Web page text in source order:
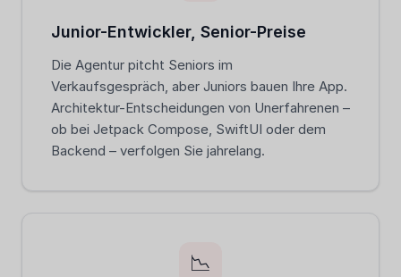
Junior-Entwickler, Senior-Preise
Die Agentur pitcht Seniors im
Verkaufsgespräch, aber Juniors bauen Ihre App.
Architektur-Entscheidungen von Unerfahrenen –
ob bei Jetpack Compose, SwiftUI oder dem
Backend – verfolgen Sie jahrelang.
📉